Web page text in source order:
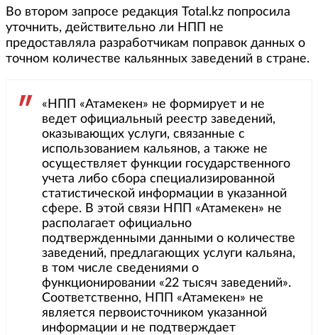
Во втором запросе редакция Total.kz попросила
уточнить, действительно ли НПП не
предоставляла разработчикам поправок данных о
точном количестве кальянных заведений в стране.
«НПП «Атамекен» не формирует и не
ведет официальный реестр заведений,
оказывающих услуги, связанные с
использованием кальянов, а также не
осуществляет функции государственного
учета либо сбора специализированной
статистической информации в указанной
сфере. В этой связи НПП «Атамекен» не
располагает официально
подтвержденными данными о количестве
заведений, предлагающих услуги кальяна,
в том числе сведениями о
функционировании «22 тысяч заведений».
Соответственно, НПП «Атамекен» не
является первоисточником указанной
информации и не подтверждает